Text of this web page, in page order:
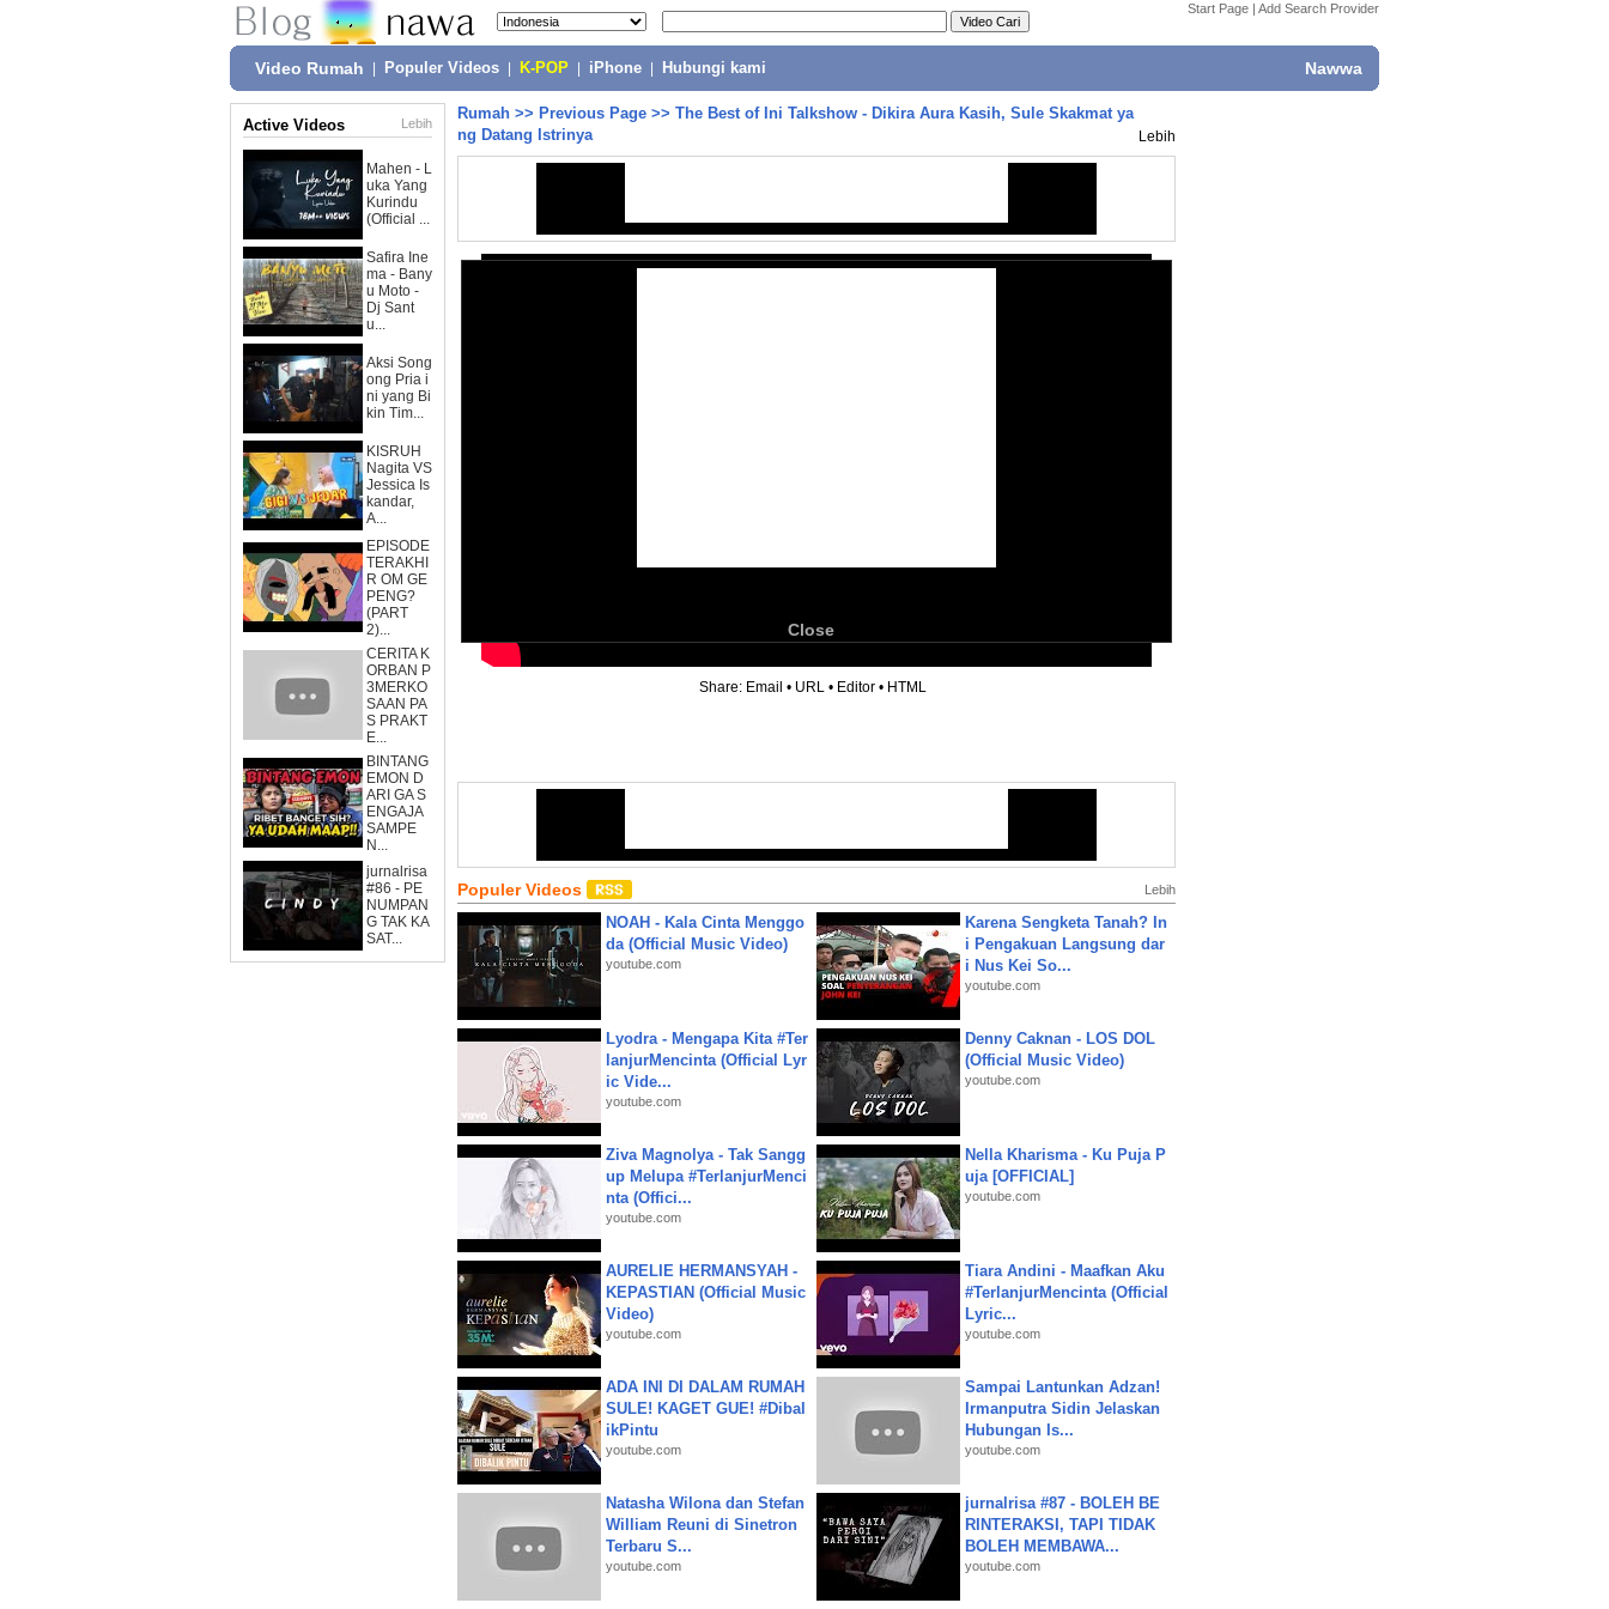
Start Page | Add Search Provider
Video Rumah Populer Videos K-POP iPhone Hubungi kami Nawwa
Active Videos Lebih
Mahen - L
uka Yang
Kurindu
(Official ...
Safira Ine
ma - Bany
u Moto -
Dj Sant
u...
Aksi Song
ong Pria i
ni yang Bi
kin Tim...
KISRUH
Nagita VS
Jessica Is
kandar,
A...
EPISODE
TERAKHI
R OM GE
PENG?
(PART
2)...
CERITA K
ORBAN P
3MERKO
SAAN PA
S PRAKT
E...
BINTANG
EMON D
ARI GA S
ENGAJA
SAMPE
N...
jurnalrisa
#86 - PE
NUMPAN
G TAK KA
SAT...
Rumah >> Previous Page >> The Best of Ini Talkshow - Dikira Aura Kasih, Sule Skakmat ya
ng Datang Istrinya
Lebih
Close
Share: Email • URL • Editor • HTML
Populer Videos Lebih
NOAH - Kala Cinta Menggo
da (Official Music Video)
youtube.com
Karena Sengketa Tanah? In
i Pengakuan Langsung dar
i Nus Kei So...
youtube.com
Lyodra - Mengapa Kita #Ter
lanjurMencinta (Official Lyr
ic Vide...
youtube.com
Denny Caknan - LOS DOL
(Official Music Video)
youtube.com
Ziva Magnolya - Tak Sangg
up Melupa #TerlanjurMenci
nta (Offici...
youtube.com
Nella Kharisma - Ku Puja P
uja [OFFICIAL]
youtube.com
AURELIE HERMANSYAH -
KEPASTIAN (Official Music
Video)
youtube.com
Tiara Andini - Maafkan Aku
#TerlanjurMencinta (Official
Lyric...
youtube.com
ADA INI DI DALAM RUMAH
SULE! KAGET GUE! #Dibal
ikPintu
youtube.com
Sampai Lantunkan Adzan!
Irmanputra Sidin Jelaskan
Hubungan Is...
youtube.com
Natasha Wilona dan Stefan
William Reuni di Sinetron
Terbaru S...
youtube.com
jurnalrisa #87 - BOLEH BE
RINTERAKSI, TAPI TIDAK
BOLEH MEMBAWA...
youtube.com